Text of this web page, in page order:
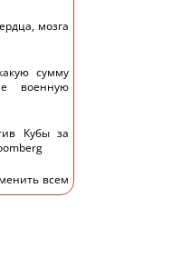
мозга
сумму
военную
Кубы за
всем